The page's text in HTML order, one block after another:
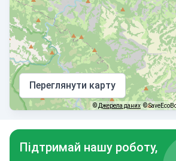
Переглянути карту
© Джерела даних ©
Підтримай нашу роботу,